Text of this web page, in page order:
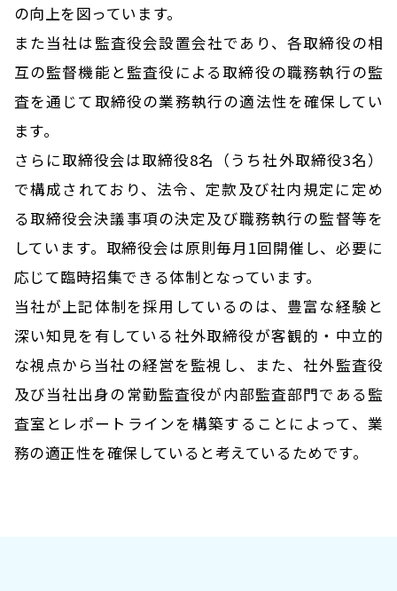
の向上を図っています。
また当社は監査役会設置会社であり、各取締役の相
互の監督機能と監査役による取締役の職務執行の監
査を通じて取締役の業務執行の適法性を確保してい
ます。
さらに取締役会は取締役8名（うち社外取締役3名）
で構成されており、法令、定款及び社内規定に定め
る取締役会決議事項の決定及び職務執行の監督等を
しています。取締役会は原則毎月1回開催し、必要に
応じて臨時招集できる体制となっています。
当社が上記体制を採用しているのは、豊富な経験と
深い知見を有している社外取締役が客観的・中立的
な視点から当社の経営を監視し、また、社外監査役
及び当社出身の常勤監査役が内部監査部門である監
査室とレポートラインを構築することによって、業
務の適正性を確保していると考えているためです。